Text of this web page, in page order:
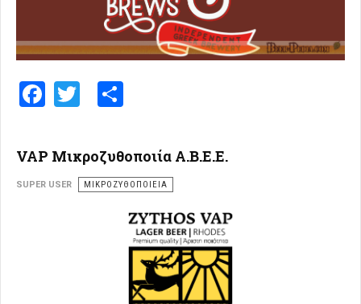
Facebook
Twitter
VAP Μικροζυθοποιία Α.Β.Ε.Ε.
SUPER USER ΜΙΚΡΟΖΥΘΟΠΟΙΕΊΑ